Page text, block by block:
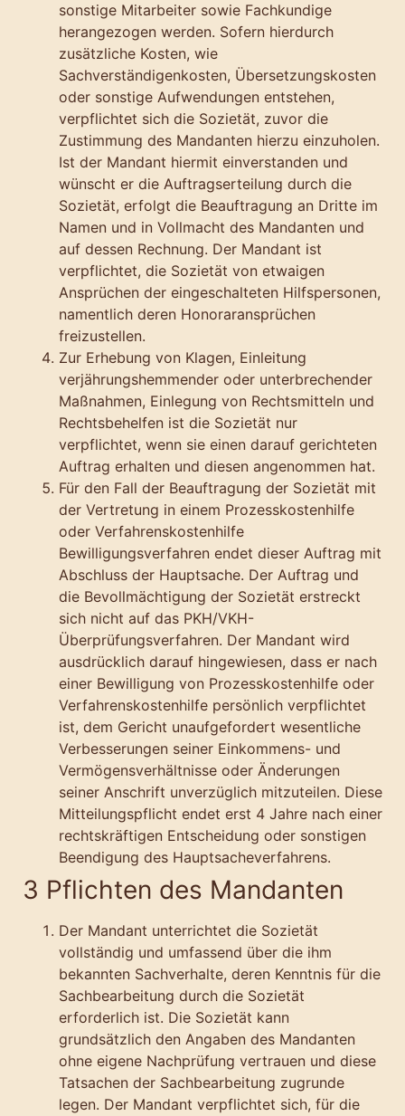
sonstige Mitarbeiter sowie Fachkundige
herangezogen werden. Sofern hierdurch
zusätzliche Kosten, wie
Sachverständigenkosten, Übersetzungskosten
oder sonstige Aufwendungen entstehen,
verpflichtet sich die Sozietät, zuvor die
Zustimmung des Mandanten hierzu einzuholen.
Ist der Mandant hiermit einverstanden und
wünscht er die Auftragserteilung durch die
Sozietät, erfolgt die Beauftragung an Dritte im
Namen und in Vollmacht des Mandanten und
auf dessen Rechnung. Der Mandant ist
verpflichtet, die Sozietät von etwaigen
Ansprüchen der eingeschalteten Hilfspersonen,
namentlich deren Honoraransprüchen
freizustellen.
Zur Erhebung von Klagen, Einleitung
verjährungshemmender oder unterbrechender
Maßnahmen, Einlegung von Rechtsmitteln und
Rechtsbehelfen ist die Sozietät nur
verpflichtet, wenn sie einen darauf gerichteten
Auftrag erhalten und diesen angenommen hat.
Für den Fall der Beauftragung der Sozietät mit
der Vertretung in einem Prozesskostenhilfe
oder Verfahrenskostenhilfe
Bewilligungsverfahren endet dieser Auftrag mit
Abschluss der Hauptsache. Der Auftrag und
die Bevollmächtigung der Sozietät erstreckt
sich nicht auf das PKH/VKH-
Überprüfungsverfahren. Der Mandant wird
ausdrücklich darauf hingewiesen, dass er nach
einer Bewilligung von Prozesskostenhilfe oder
Verfahrenskostenhilfe persönlich verpflichtet
ist, dem Gericht unaufgefordert wesentliche
Verbesserungen seiner Einkommens- und
Vermögensverhältnisse oder Änderungen
seiner Anschrift unverzüglich mitzuteilen. Diese
Mitteilungspflicht endet erst 4 Jahre nach einer
rechtskräftigen Entscheidung oder sonstigen
Beendigung des Hauptsacheverfahrens.
3 Pflichten des Mandanten
Der Mandant unterrichtet die Sozietät
vollständig und umfassend über die ihm
bekannten Sachverhalte, deren Kenntnis für die
Sachbearbeitung durch die Sozietät
erforderlich ist. Die Sozietät kann
grundsätzlich den Angaben des Mandanten
ohne eigene Nachprüfung vertrauen und diese
Tatsachen der Sachbearbeitung zugrunde
legen. Der Mandant verpflichtet sich, für die